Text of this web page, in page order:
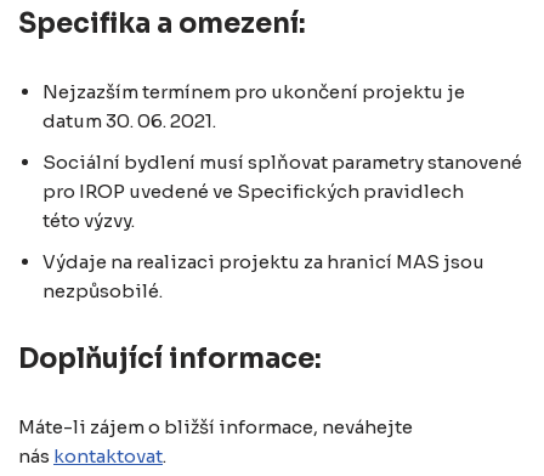
Specifika a omezení:
Nejzazším termínem pro ukončení projektu je
datum 30. 06. 2021.
Sociální bydlení musí splňovat parametry stanovené
pro IROP uvedené ve Specifických pravidlech
této výzvy.
Výdaje na realizaci projektu za hranicí MAS jsou
nezpůsobilé.
Doplňující informace:
Máte-li zájem o bližší informace, neváhejte
nás kontaktovat.